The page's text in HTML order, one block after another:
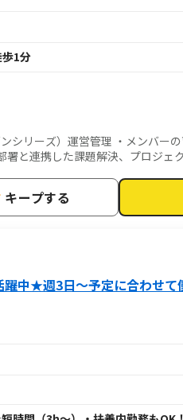
1分
シリーズ）運営管理 ・メンバー
と連携した課題解決、プロジェ
キープする
中★週3日～予定に合わせて